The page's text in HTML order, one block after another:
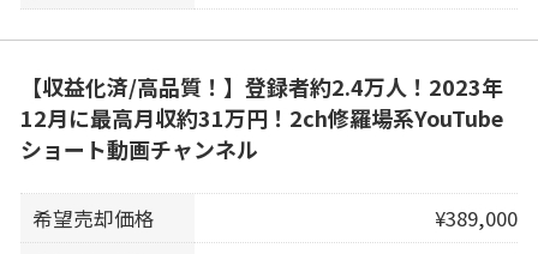
【収益化済/高品質！】登録者約2.4万人！2023年
12月に最高月収約31万円！2ch修羅場系YouTube
ショート動画チャンネル
希望売却価格
¥389,000